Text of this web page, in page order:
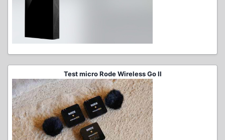
Test micro Rode Wireless Go II